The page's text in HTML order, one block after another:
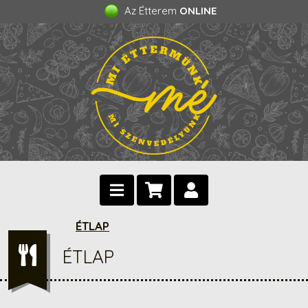
Az Étterem ONLINE
ÉTLAP
ÉTLAP